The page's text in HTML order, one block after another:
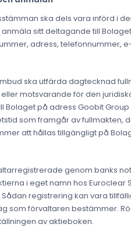
ska dels vara införd i
anmäla sitt deltagande till
adress, telefonnummer,
ska utfärda dagtecknad
motsvarande för den
på adress Goobit Group
som framgår av fullmakten,
att hållas tillgängligt på
genom banks
i eget namn hos
registrering kan vara
som förvaltaren bestämmer.
av aktieboken.